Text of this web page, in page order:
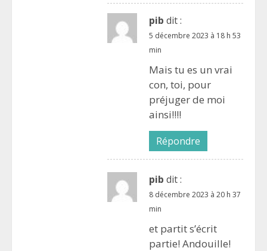
pib dit :
5 décembre 2023 à 18 h 53
min
Mais tu es un vrai
con, toi, pour
préjuger de moi
ainsi!!!!
Répondre
pib dit :
8 décembre 2023 à 20 h 37
min
et partit s’écrit
partie! Andouille!